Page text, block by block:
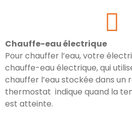
Chauffe-eau électrique
Pour chauffer l’eau, votre
chauffe-eau électrique, qui
chauffer l’eau stockée dans un
thermostat indique quand la
est atteinte.